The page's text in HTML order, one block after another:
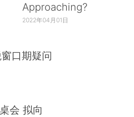
Approaching?
2022年04月01日
口期疑问
会 拟向